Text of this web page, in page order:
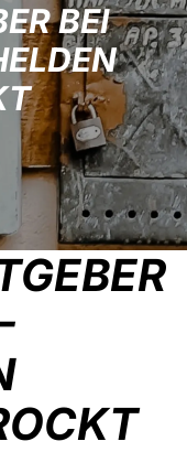
BEI